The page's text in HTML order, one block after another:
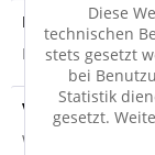
Produktsicherheit
Versandinfo
Weitere
Diese
technischen
stets gesetzt
bei
Statistik
gesetzt.